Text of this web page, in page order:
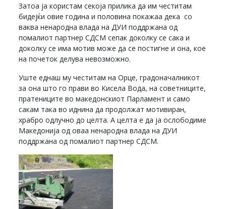
Затоа ја користам секоја прилика да им честитам
бидејќи овие година и половина покажаа дека со
ваква ненародна влада на ДУИ поддржана од
помалиот партнер СДСМ сепак доколку се сака и
доколку се има мотив може да се постигне и она, кое
на почеток делува невозможно.
Уште еднаш му честитам на Орце, градоначалникот
за она што го прави во Кисела Вода, на советниците,
пратениците во македонскиот Парламент и само
сакам така во иднина да продолжат мотивиран,
храбро одлучно до целта. А целта е да ја ослободиме
Македонија од оваа ненародна влада на ДУИ
поддржана од помалиот партнер СДСМ.